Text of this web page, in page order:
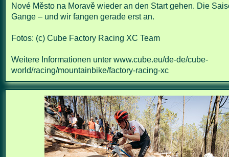
Nové Město na Moravě wieder an den Start gehen. Die
Gange – und wir fangen gerade erst an.
Fotos: (c) Cube Factory Racing XC Team
Weitere Informationen unter www.cube.eu/de-de/cube-
world/racing/mountainbike/factory-racing-xc